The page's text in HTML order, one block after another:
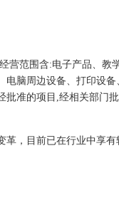
营范围含:电子产品、教
脑周边设备、打印设
准的项目,经相关部门
，目前已在行业中享